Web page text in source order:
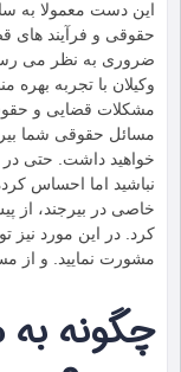
این دست معمولا به
حقوقی و فرآیند های
ضروری به نظر می
وکیلان با تجربه بهره
مشکلات قضایی و
مسائل حقوقی شما
خواهید داشت. حتی
نباشید اما احساس
خاصی در بیرجند، از
کرد. در این مورد نیز
مشورت نمایید. و از
چگونه